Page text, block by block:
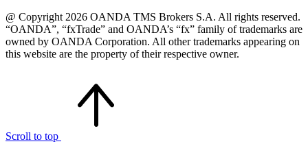
@ Copyright 2026 OANDA TMS Brokers S.A. All rights reserved.
“OANDA”, “fxTrade” and OANDA’s “fx” family of trademarks are
owned by OANDA Corporation. All other trademarks appearing on
this website are the property of their respective owner.
Scroll to top